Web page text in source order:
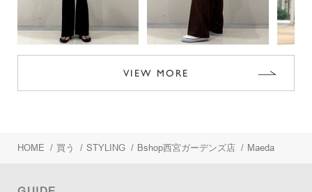
VIEW MORE
HOME / 買う / STYLING / Bshop西宮ガーデンズ店 / Maeda